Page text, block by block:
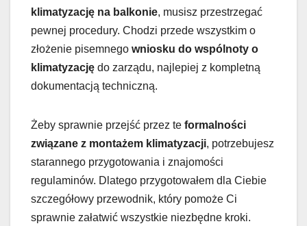
klimatyzację na balkonie, musisz przestrzegać
pewnej procedury. Chodzi przede wszystkim o
złożenie pisemnego wniosku do wspólnoty o
klimatyzację do zarządu, najlepiej z kompletną
dokumentacją techniczną.
Żeby sprawnie przejść przez te formalności
związane z montażem klimatyzacji, potrzebujesz
starannego przygotowania i znajomości
regulaminów. Dlatego przygotowałem dla Ciebie
szczegółowy przewodnik, który pomoże Ci
sprawnie załatwić wszystkie niezbędne kroki.